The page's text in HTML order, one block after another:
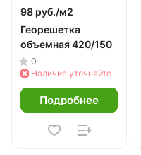
98 руб./м2
Георешетка
объемная 420/150
0
Наличие уточняйте
Подробнее